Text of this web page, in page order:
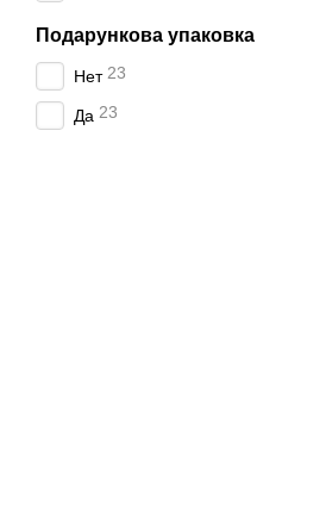
Подарункова упаковка
Нет 23
Да 23